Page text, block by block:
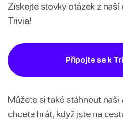
Získejte stovky otázek z
Trivia!
Připojte se k
Můžete si také stáhnout naši
chcete hrát, když jste na